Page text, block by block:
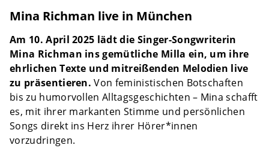
Mina Richman live in München
Am 10. April 2025 lädt die Singer-Songwriterin
Mina Richman ins gemütliche Milla ein, um ihre
ehrlichen Texte und mitreißenden Melodien live
zu präsentieren. Von feministischen Botschaften
bis zu humorvollen Alltagsgeschichten – Mina schafft
es, mit ihrer markanten Stimme und persönlichen
Songs direkt ins Herz ihrer Hörer*innen
vorzudringen.